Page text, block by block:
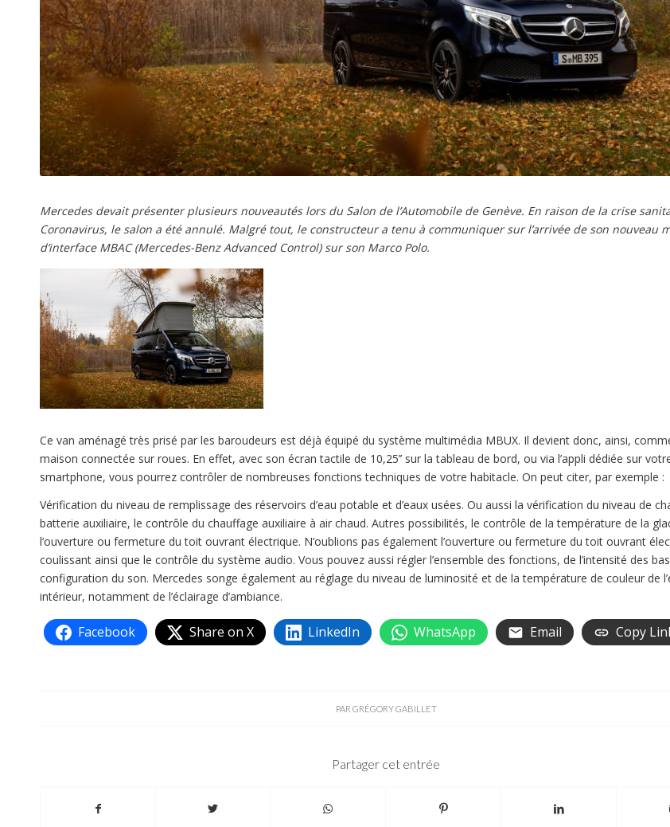
Mercedes devait présenter plusieurs nouveautés lors du Salon de l’Automobile de Genève. En raison de la crise
Coronavirus, le salon a été annulé. Malgré tout, le constructeur a tenu à communiquer sur l’arrivée de son nouveau
d’interface MBAC (Mercedes-Benz Advanced Control) sur son Marco Polo.
Ce van aménagé très prisé par les baroudeurs est déjà équipé du système multimédia MBUX. Il devient donc, ainsi,
maison connectée sur roues. En effet, avec son écran tactile de 10,25’’ sur la tableau de bord, ou via l’appli dédiée sur
smartphone, vous pourrez contrôler de nombreuses fonctions techniques de votre habitacle. On peut citer, par exemple :
Vérification du niveau de remplissage des réservoirs d’eau potable et d’eaux usées. Ou aussi la vérification du niveau de
batterie auxiliaire, le contrôle du chauffage auxiliaire à air chaud. Autres possibilités, le contrôle de la température de la
l’ouverture ou fermeture du toit ouvrant électrique. N’oublions pas également l’ouverture ou fermeture du toit ouvrant
coulissant ainsi que le contrôle du système audio. Vous pouvez aussi régler l’ensemble des fonctions, de l’intensité des
configuration du son. Mercedes songe également au réglage du niveau de luminosité et de la température de couleur de
intérieur, notamment de l’éclairage d’ambiance.
Facebook Share on X LinkedIn WhatsApp Email Copy
PAR GRÉGORY GABILLET
Partager cet entrée